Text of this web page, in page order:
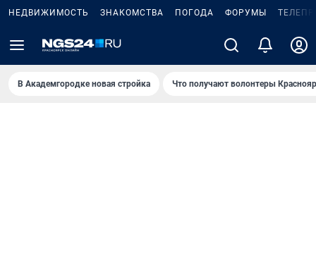
НЕДВИЖИМОСТЬ ЗНАКОМСТВА ПОГОДА ФОРУМЫ
В Академгородке новая стройка Что получают волонтеры